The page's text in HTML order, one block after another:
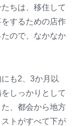
ちは、移住して
するための店作
ので、なかなか
も2、3か月以
しっかりとして
、都会から地方
トがすべて下が